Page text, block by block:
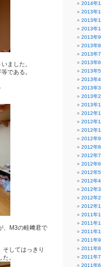
ました。
である。
、M3の畦﨑君で
してはっきり
。
2014年1
2013年
2013年
2013年
2013年9
2013年8
2013年7
2013年6
2013年5
2013年4
2013年3
2013年2
2013年1
2012年
2012年
2012年
2012年9
2012年8
2012年7
2012年6
2012年5
2012年4
2012年3
2012年2
2012年1
2011年
2011年
2011年
2011年9
2011年8
2011年7
2011年6